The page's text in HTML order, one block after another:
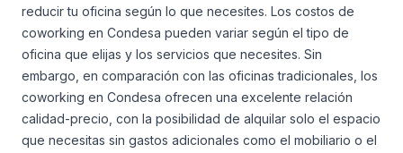
reducir tu oficina según lo que necesites. Los costos de
coworking en Condesa pueden variar según el tipo de
oficina que elijas y los servicios que necesites. Sin
embargo, en comparación con las oficinas tradicionales, los
coworking en Condesa ofrecen una excelente relación
calidad-precio, con la posibilidad de alquilar solo el espacio
que necesitas sin gastos adicionales como el mobiliario o el